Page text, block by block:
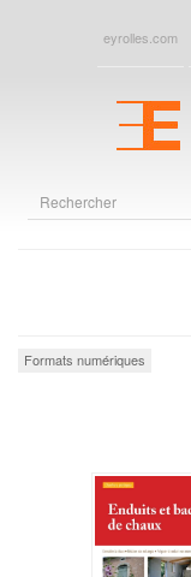
eyrolles.com
Formats numériques